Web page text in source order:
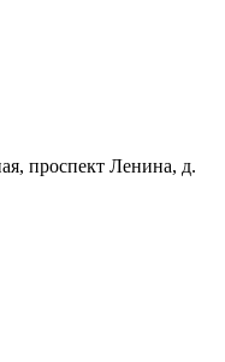
проспект Ленина, д.